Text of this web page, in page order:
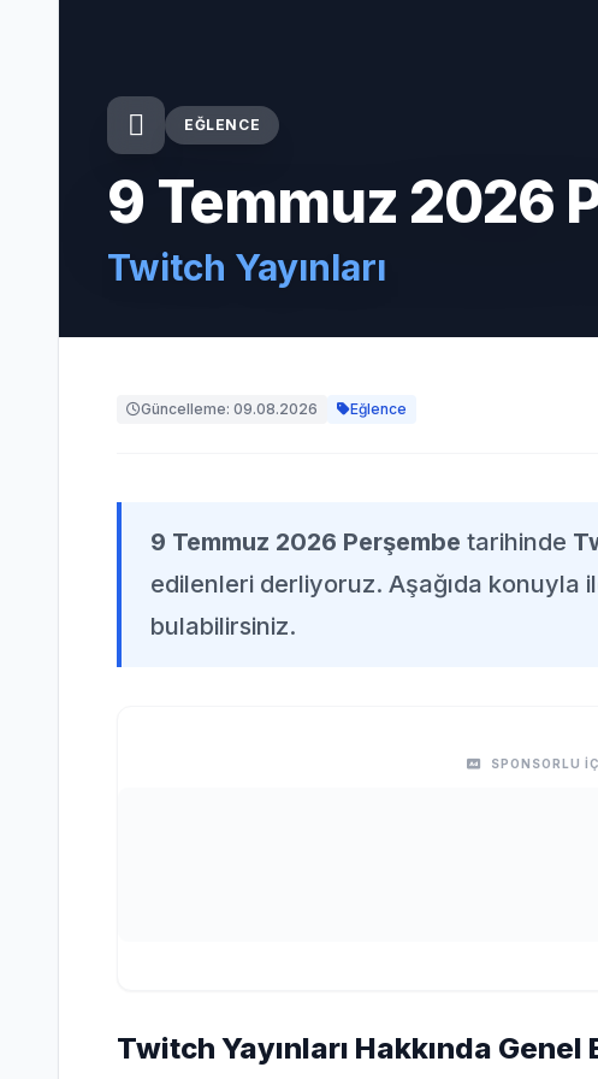
EĞLENCE
9 Temmuz 2026
Twitch Yayınları
Güncelleme: 09.08.2026 Eğlence
9 Temmuz 2026 Perşembe tarihinde
edilenleri derliyoruz. Aşağıda konuyla
bulabilirsiniz.
SPONSORLU
Twitch Yayınları Hakkında